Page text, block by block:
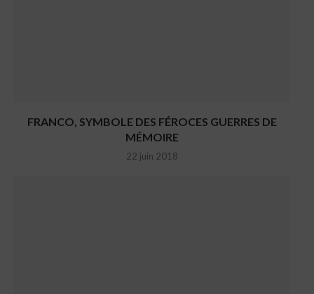
FRANCO, SYMBOLE DES FÉROCES GUERRES DE
MÉMOIRE
22 juin 2018